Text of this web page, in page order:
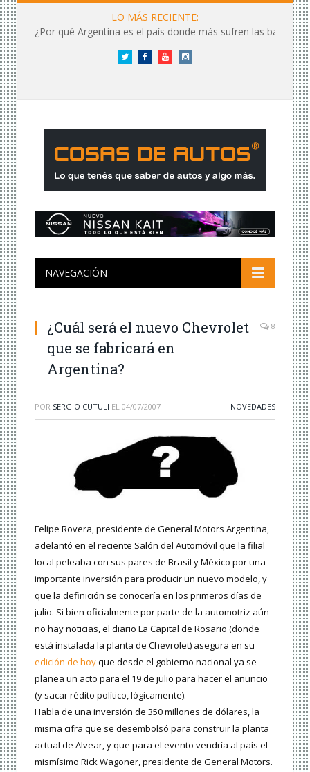
LO MÁS RECIENTE:
¿Por qué Argentina es el país donde más sufren las baterías?
Twitter FacebookYouTubeInstagram
NAVEGACIÓN
¿Cuál será el nuevo Chevrolet
que se fabricará en
Argentina?
8
POR SERGIO CUTULI EL 04/07/2007 NOVEDADES
Felipe Rovera, presidente de General Motors Argentina,
adelantó en el reciente Salón del Automóvil que la filial
local peleaba con sus pares de Brasil y México por una
importante inversión para producir un nuevo modelo, y
que la definición se conocería en los primeros días de
julio. Si bien oficialmente por parte de la automotriz aún
no hay noticias, el diario La Capital de Rosario (donde
está instalada la planta de Chevrolet) asegura en su
edición de hoyque desde el gobierno nacional ya se
planea un acto para el 19 de julio para hacer el anuncio
(y sacar rédito político, lógicamente).
Habla de una inversión de 350 millones de dólares, la
misma cifra que se desembolsó para construir la planta
actual de Alvear, y que para el evento vendría al país el
mismísimo Rick Wagoner, presidente de General Motors.